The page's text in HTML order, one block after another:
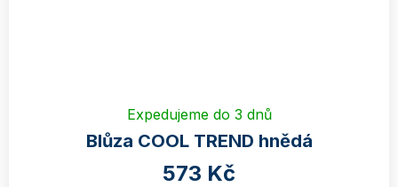
Expedujeme do 3 dnů
Blůza COOL TREND hnědá
573 Kč